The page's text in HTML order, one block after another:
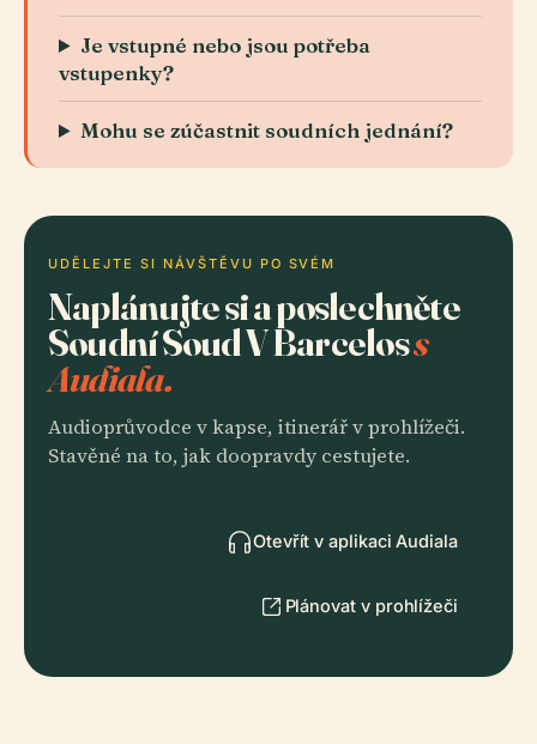
Je vstupné nebo jsou potřeba
vstupenky?
Mohu se zúčastnit soudních jednání?
UDĚLEJTE SI NÁVŠTĚVU PO SVÉM
Naplánujte si a poslechněte
Soudní Soud V Barceloss
Audiala.
Audioprůvodce v kapse, itinerář v prohlížeči.
Stavěné na to, jak doopravdy cestujete.
Otevřít v aplikaci Audiala
Plánovat v prohlížeči